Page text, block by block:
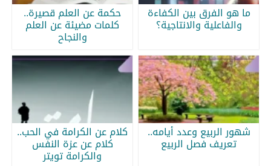
ما هو الفرق بين الكفاءة
والفاعلية والانتاجية؟
حكمة عن العلم قصيرة..
كلمات مضيئة عن العلم
والنجاح
شهور الربيع وعدد أيامه..
تعريف فصل الربيع
كلام عن الكرامة في الحب..
كلام عن عزة النفس
والكرامة تويتر